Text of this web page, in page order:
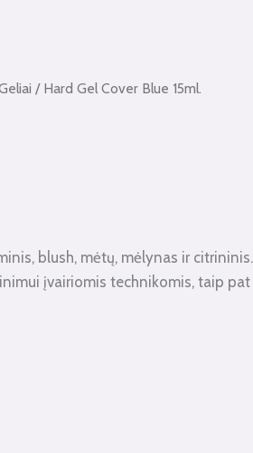
/ Hard Gel Cover Blue 15ml.
blush, mėtų, mėlynas ir citrininis.
įvairiomis technikomis, taip pat